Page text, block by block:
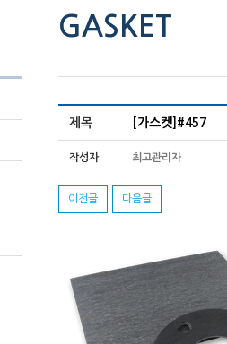
GASKET
제목 [가스켓]#457
작성자 최고관리자
이전글 다음글